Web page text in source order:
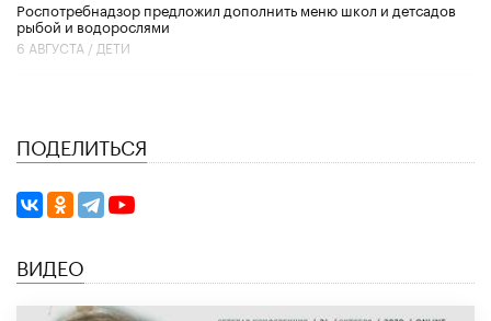
Роспотребнадзор предложил дополнить меню школ и детсадов
рыбой и водорослями
6 АВГУСТА / ДЕТИ
ПОДЕЛИТЬСЯ
ВИДЕО